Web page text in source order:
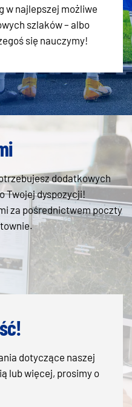
w najlepszej możliwe
szlaków – albo
się nauczymy!
dodatkowych
Twojej dyspozycji!
za pośrednictwem poczty
dotyczące naszej
lub więcej, prosimy o